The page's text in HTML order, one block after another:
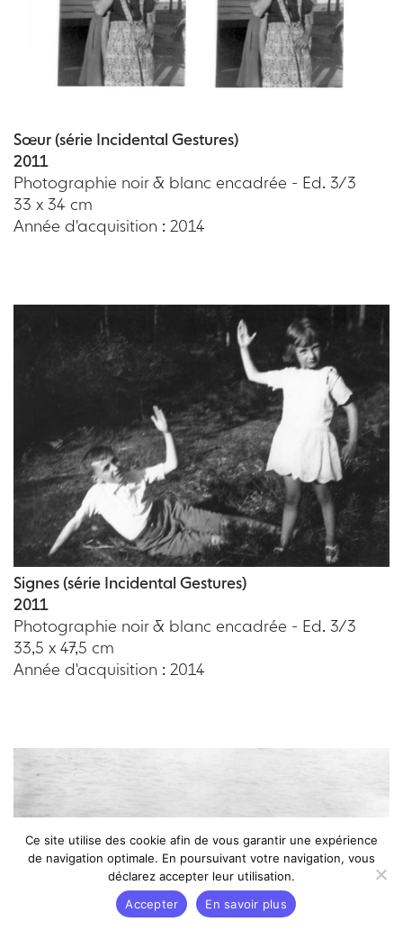
Sœur (série Incidental Gestures)
2011
Photographie noir & blanc encadrée - Ed. 3/3
33 x 34 cm
Année d'acquisition : 2014
Signes (série Incidental Gestures)
2011
Photographie noir & blanc encadrée - Ed. 3/3
33,5 x 47,5 cm
Année d'acquisition : 2014
Ce site utilise des cookie afin de vous garantir une expérience
de navigation optimale. En poursuivant votre navigation, vous
déclarez accepter leur utilisation.
Accepter
En savoir plus